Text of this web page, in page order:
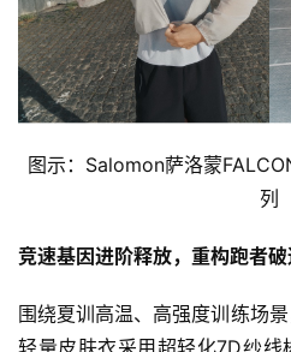
图示：Salomon萨洛蒙
列
竞速基因进阶释放，重构跑者
围绕夏训高温、高强度训练场
轻量皮肤衣采用超轻化7D纱线